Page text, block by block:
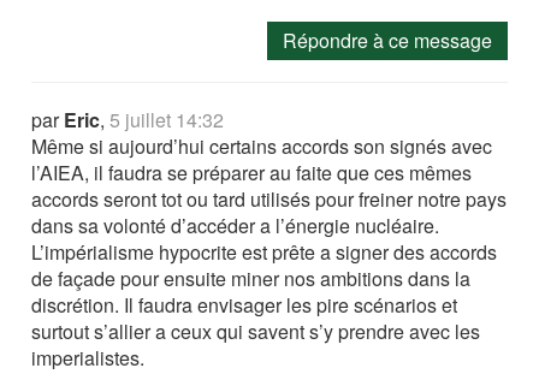
Répondre à ce message
parEric,5 juillet 14:32
Même si aujourd’hui certains accords son signés avec
l’AIEA, il faudra se préparer au faite que ces mêmes
accords seront tot ou tard utilisés pour freiner notre pays
dans sa volonté d’accéder a l’énergie nucléaire.
L’impérialisme hypocrite est prête a signer des accords
de façade pour ensuite miner nos ambitions dans la
discrétion. Il faudra envisager les pire scénarios et
surtout s’allier a ceux qui savent s’y prendre avec les
imperialistes.